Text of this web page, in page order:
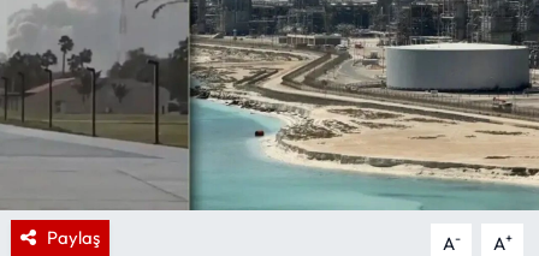
Paylaş A- A+